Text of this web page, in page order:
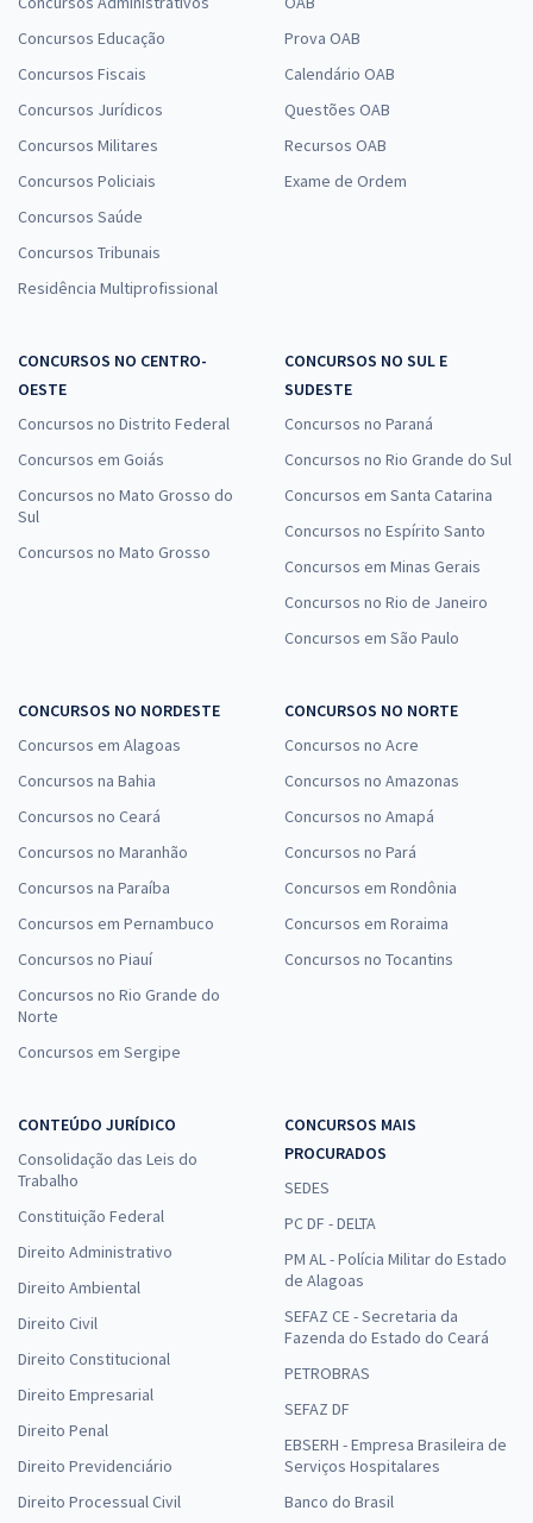
Concursos Educação
Concursos Fiscais
Concursos Jurídicos
Concursos Militares
Concursos Policiais
Concursos Saúde
Concursos Tribunais
Residência Multiprofissional
Prova OAB
Calendário OAB
Questões OAB
Recursos OAB
Exame de Ordem
CONCURSOS NO CENTRO-
OESTE
Concursos no Distrito Federal
Concursos em Goiás
Concursos no Mato Grosso do
Sul
Concursos no Mato Grosso
CONCURSOS NO SUL E
SUDESTE
Concursos no Paraná
Concursos no Rio Grande do Sul
Concursos em Santa Catarina
Concursos no Espírito Santo
Concursos em Minas Gerais
Concursos no Rio de Janeiro
Concursos em São Paulo
CONCURSOS NO NORDESTE
Concursos em Alagoas
Concursos na Bahia
Concursos no Ceará
Concursos no Maranhão
Concursos na Paraíba
Concursos em Pernambuco
Concursos no Piauí
Concursos no Rio Grande do
Norte
Concursos em Sergipe
CONCURSOS NO NORTE
Concursos no Acre
Concursos no Amazonas
Concursos no Amapá
Concursos no Pará
Concursos em Rondônia
Concursos em Roraima
Concursos no Tocantins
CONTEÚDO JURÍDICO
Consolidação das Leis do
Trabalho
Constituição Federal
Direito Administrativo
Direito Ambiental
Direito Civil
Direito Constitucional
Direito Empresarial
Direito Penal
Direito Previdenciário
Direito Processual Civil
CONCURSOS MAIS
PROCURADOS
SEDES
PC DF - DELTA
PM AL - Polícia Militar do Estado
de Alagoas
SEFAZ CE - Secretaria da
Fazenda do Estado do Ceará
PETROBRAS
SEFAZ DF
EBSERH - Empresa Brasileira de
Serviços Hospitalares
Banco do Brasil